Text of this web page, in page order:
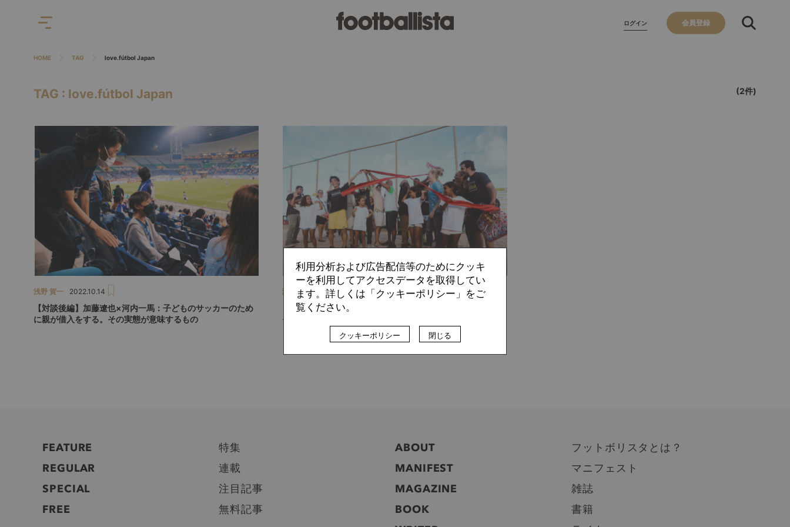
ログイン 会員登録
HOME TAG love.fútbol Japan
TAG : love.fútbol Japan (2件)
浅野 賀一 2022.10.14
【対談後編】加藤遼也×河内一馬：子どものサッカーのため
に親が借入をする。その実態が意味するもの
浅野 賀一 2022.10.11
【対談前編】加藤遼也×河内一馬：低所得世帯の子どもにと
ってサッカーは「贅沢」か？
FEATURE
特集
REGULAR
連載
SPECIAL
注目記事
FREE
無料記事
ABOUT
フットボリスタとは？
MANIFEST
マニフェスト
MAGAZINE
雑誌
BOOK
書籍
利用分析および広告配信等のためにクッキ
ーを利用してアクセスデータを取得してい
ます。詳しくは「クッキーポリシー」をご
覧ください。
クッキーポリシー 閉じる